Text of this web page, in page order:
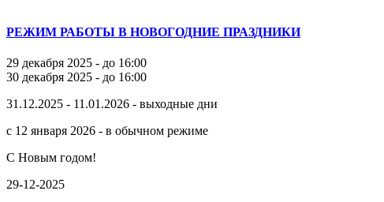
РЕЖИМ РАБОТЫ В НОВОГОДНИЕ ПРАЗДНИКИ
29 декабря 2025 - до 16:00
30 декабря 2025 - до 16:00
31.12.2025 - 11.01.2026 - выходные дни
с 12 января 2026 - в обычном режиме
С Новым годом!
29-12-2025